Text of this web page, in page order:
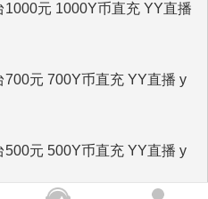
1000元 1000Y币直充 YY直播
700元 700Y币直充 YY直播 y
500元 500Y币直充 YY直播 y